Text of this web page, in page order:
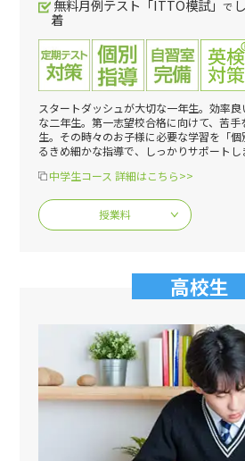
無料月例テスト「ITTO模試」 で
着
スタートダッシュが大切な一年生。効率
な二年生。第一志望校合格に向けて、苦
生。その時々のお子様に必要な学習を「
るきめ細かな指導で、しっかりサポートし
中学生コース 詳細はこちら>>
授業料
高校生